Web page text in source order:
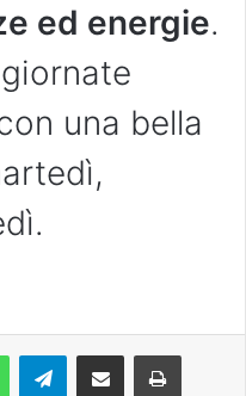
ed energie.
una bella